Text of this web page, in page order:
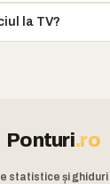
la TV?
Ponturi.ro
statistice și